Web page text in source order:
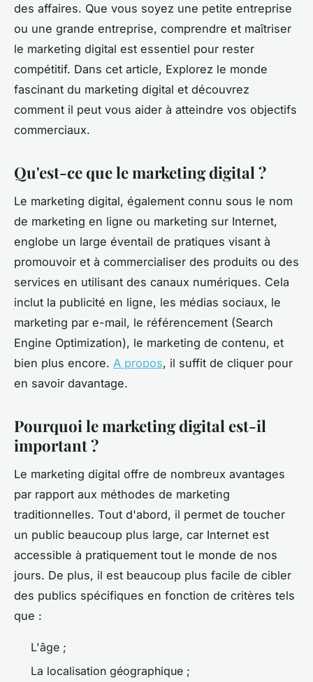
des affaires. Que vous soyez une petite entreprise
ou une grande entreprise, comprendre et maîtriser
le marketing digital est essentiel pour rester
compétitif. Dans cet article, Explorez le monde
fascinant du marketing digital et découvrez
comment il peut vous aider à atteindre vos objectifs
commerciaux.
Qu'est-ce que le marketing digital ?
Le marketing digital, également connu sous le nom
de marketing en ligne ou marketing sur Internet,
englobe un large éventail de pratiques visant à
promouvoir et à commercialiser des produits ou des
services en utilisant des canaux numériques. Cela
inclut la publicité en ligne, les médias sociaux, le
marketing par e-mail, le référencement (Search
Engine Optimization), le marketing de contenu, et
bien plus encore. A propos, il suffit de cliquer pour
en savoir davantage.
Pourquoi le marketing digital est-il
important ?
Le marketing digital offre de nombreux avantages
par rapport aux méthodes de marketing
traditionnelles. Tout d'abord, il permet de toucher
un public beaucoup plus large, car Internet est
accessible à pratiquement tout le monde de nos
jours. De plus, il est beaucoup plus facile de cibler
des publics spécifiques en fonction de critères tels
que :
L'âge ;
La localisation géographique ;